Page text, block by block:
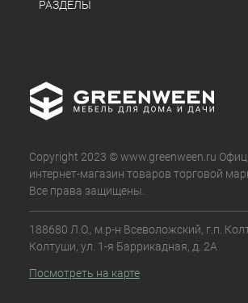
РАЗДЕЛЫ
Copyright 2023 © www.greenween.ru
интернет-магазин товаров торговой
Все права защищены.
188680 Л.О., м.р-н Всеволожский, г.п.
Колтуши, ул. 1-я Баррикадная, д. 2А
Посмотреть на карте